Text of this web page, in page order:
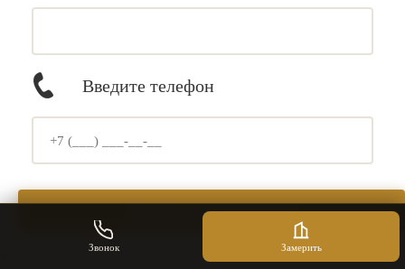
Введите телефон
Звонок Замерить